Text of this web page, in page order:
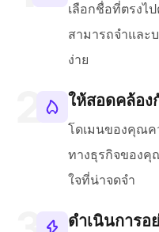
เลือกชื่อที่ตรงไ
สามารถจำและ
ง่าย
ให้สอดคล้อ
โดเมนของคุณ
ทางธุรกิจของคุ
ใจที่น่าจดจำ
ดำเนินการอ